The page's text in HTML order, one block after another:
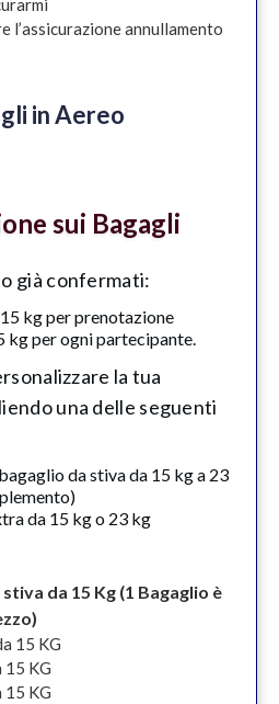
l’assicurazione annullamento
in Aereo
sui Bagagli
già confermati:
kg per prenotazione
kg per ogni partecipante.
la tua
una delle seguenti
da stiva da 15 kg a 23
da 15 kg o 23 kg
da 15 Kg (1 Bagaglio è
15 KG
15 KG
15 KG